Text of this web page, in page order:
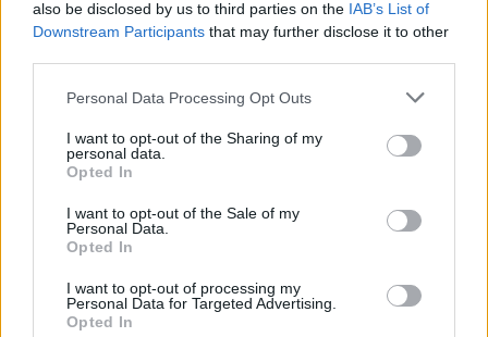
also be disclosed by us to third parties on the IAB’s List of
Downstream Participants that may further disclose it to other
Please note that this website/app uses one or more Google
not limited to your visit or usage behaviour. You may click to
grant or deny consent to Google and its third-party tags to
use your data for below specified purposes in below Google
consent section.
Personal Data Processing Opt Outs
I want to opt-out of the Sharing of my
personal data.
Opted In
I want to opt-out of the Sale of my
Personal Data.
Opted In
I want to opt-out of processing my
Personal Data for Targeted Advertising.
Opted In
NECROLOGIE
Mario Malu
Paolo Pinna